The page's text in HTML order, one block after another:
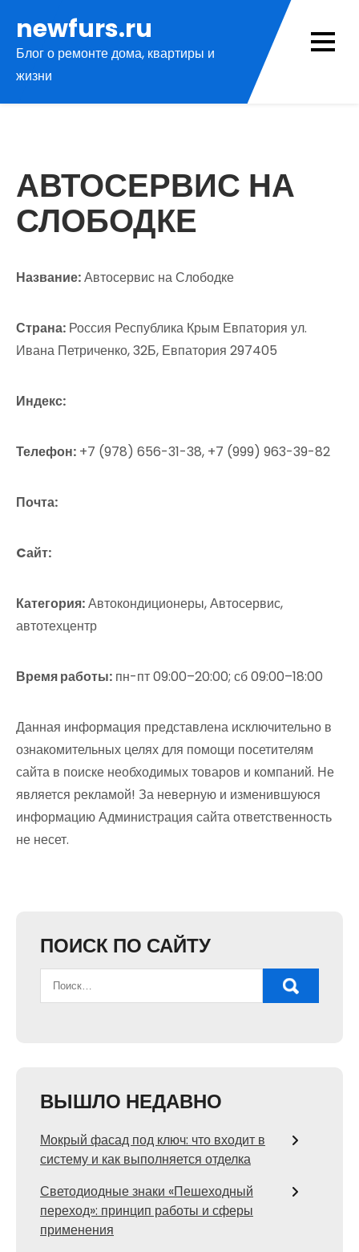
содержимому
newfurs.ru
Блог о ремонте дома, квартиры и
жизни
АВТОСЕРВИС НА
СЛОБОДКЕ
Название:Автосервис на Слободке
Страна: Россия Республика Крым Евпатория ул.
Ивана Петриченко, 32Б, Евпатория 297405
Индекс:
Телефон: +7 (978) 656-31-38, +7 (999) 963-39-82
Почта:
Cайт:
Категория:Автокондиционеры, Автосервис,
автотехцентр
Время работы: пн-пт 09:00–20:00; сб 09:00–18:00
Данная информация представлена исключительно в
ознакомительных целях для помощи посетителям
сайта в поиске необходимых товаров и компаний. Не
является рекламой! За неверную и изменившуюся
информацию Администрация сайта ответственность
не несет.
ПОИСК ПО САЙТУ
ВЫШЛО НЕДАВНО
Мокрый фасад под ключ: что входит в
систему и как выполняется отделка
Светодиодные знаки «Пешеходный
переход»: принцип работы и сферы
применения